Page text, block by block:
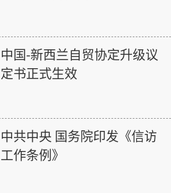
中国-新西兰自贸协定升级议
定书正式生效
中共中央 国务院印发《信访
工作条例》